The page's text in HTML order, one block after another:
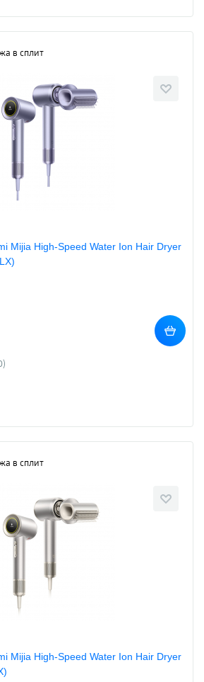
в сплит
Mijia High-Speed Water Ion Hair Dryer
в сплит
Mijia High-Speed Water Ion Hair Dryer